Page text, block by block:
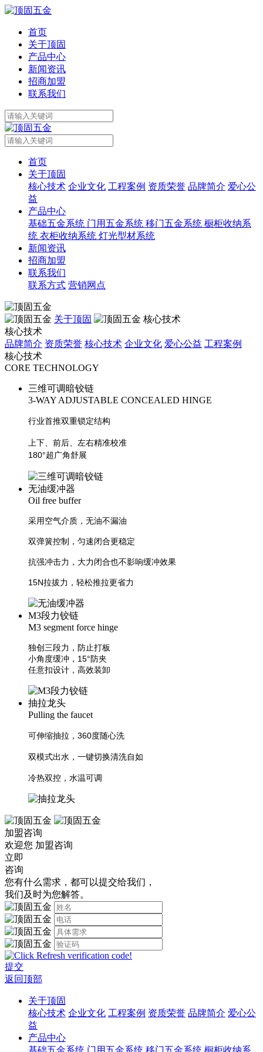
首页
关于顶固
产品中心
新闻资讯
招商加盟
联系我们
首页
关于顶固
核心技术 企业文化 工程案例 资质荣誉 品牌简介 爱心公
益
产品中心
基础五金系统 门用五金系统 移门五金系统 橱柜收纳系
统 衣柜收纳系统 灯光型材系统
新闻资讯
招商加盟
联系我们
联系方式 营销网点
关于顶固
核心技术
核心技术
品牌简介 资质荣誉 核心技术 企业文化 爱心公益 工程案例
核心技术
CORE TECHNOLOGY
三维可调暗铰链
3-WAY ADJUSTABLE CONCEALED HINGE
行业首推双重锁定结构
上下、前后、左右精准校准
180°超广角舒展
无油缓冲器
Oil free buffer
采用空气介质，无油不漏油
双弹簧控制，匀速闭合更稳定
抗强冲击力，大力闭合也不影响缓冲效果
15N拉拔力，轻松推拉更省力
M3段力铰链
M3 segment force hinge
独创三段力，防止打板
小角度缓冲，15°防夹
任意扣设计，高效装卸
抽拉龙头
Pulling the faucet
可伸缩抽拉，360度随心洗
双模式出水，一键切换清洗自如
冷热双控，水温可调
加盟咨询
欢迎您 加盟咨询
立即
咨询
您有什么需求，都可以提交给我们，
我们及时为您解答。
提交
返回顶部
关于顶固
核心技术 企业文化 工程案例 资质荣誉 品牌简介 爱心公
益
产品中心
基础五金系统 门用五金系统 移门五金系统 橱柜收纳系